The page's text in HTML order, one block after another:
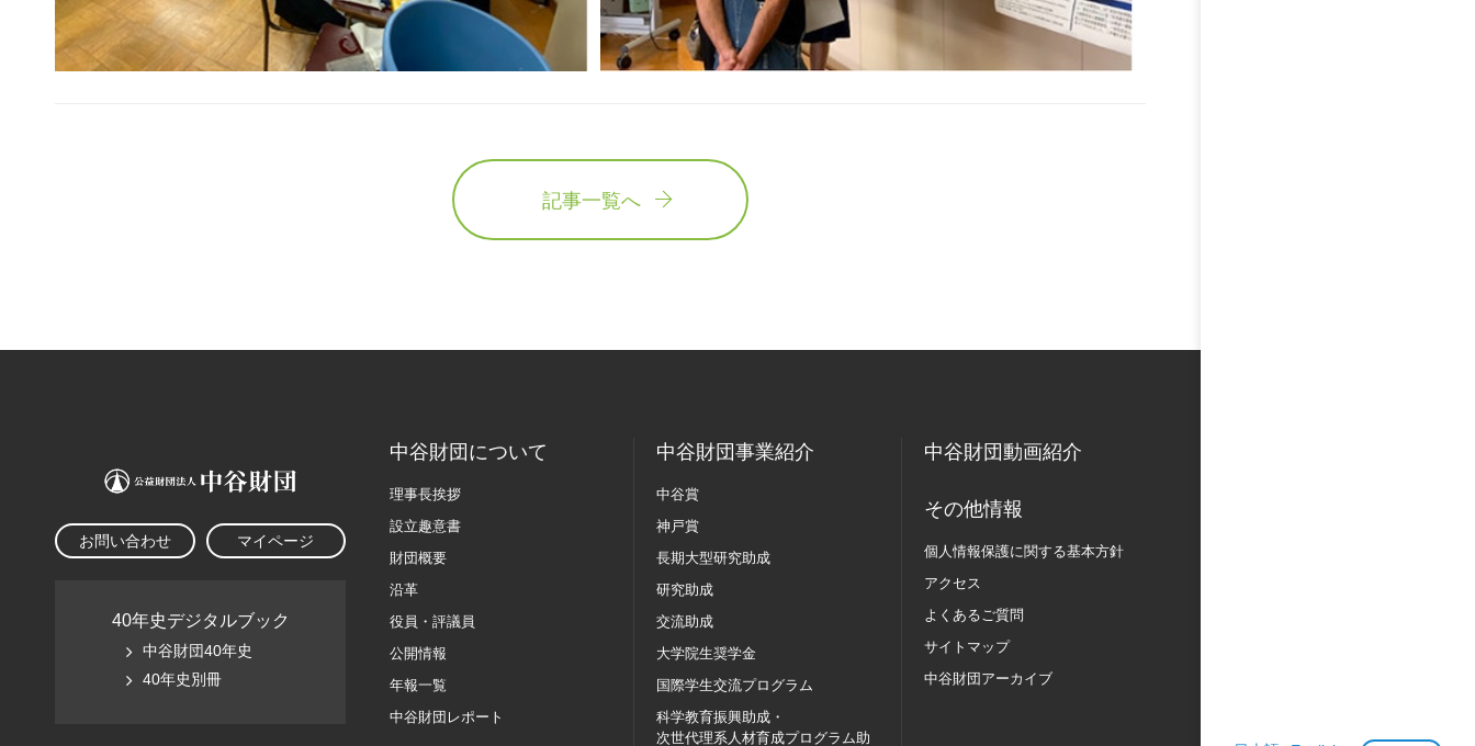
記事一覧へ
お問い合わせ マイページ
40年史デジタルブック
中谷財団40年史
40年史別冊
中谷財団について
理事長挨拶
設立趣意書
財団概要
沿革
役員・評議員
公開情報
年報一覧
中谷財団レポート
中谷財団事業紹介
中谷賞
神戸賞
長期大型研究助成
研究助成
交流助成
大学院生奨学金
国際学生交流プログラム
科学教育振興助成・
次世代理系人材育成プログラム助
中谷財団動画紹介
その他情報
個人情報保護に関する基本方針
アクセス
よくあるご質問
サイトマップ
中谷財団アーカイブ